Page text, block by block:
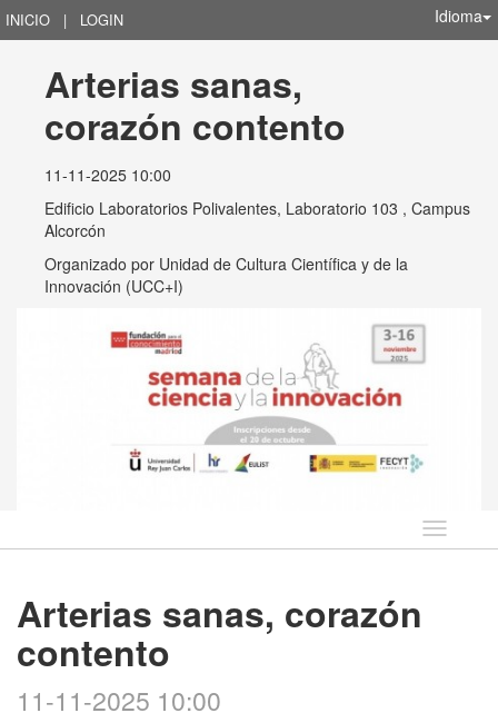
INICIO | LOGIN Idioma
Arterias sanas,
corazón contento
11-11-2025 10:00
Edificio Laboratorios Polivalentes, Laboratorio 103 , Campus
Alcorcón
Organizado por Unidad de Cultura Científica y de la
Innovación (UCC+I)
Idioma
Arterias sanas, corazón
contento
11-11-2025 10:00